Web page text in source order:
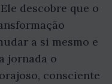
descobre que o
a si mesmo e
jornada o
consciente